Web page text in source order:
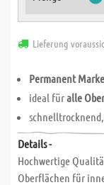
Lieferung
Permanent
ideal füralle
Details -
Hochwertige
Oberflächen für